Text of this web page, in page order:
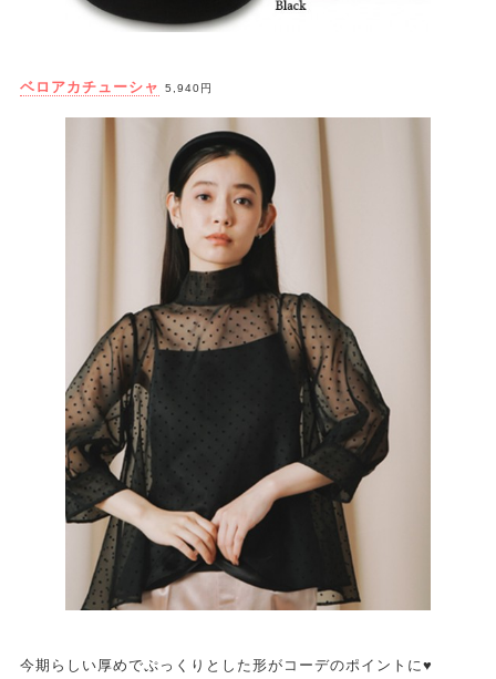
ベロアカチューシャ 5,940円
今期らしい厚めでぷっくりとした形がコーデのポイントに♥